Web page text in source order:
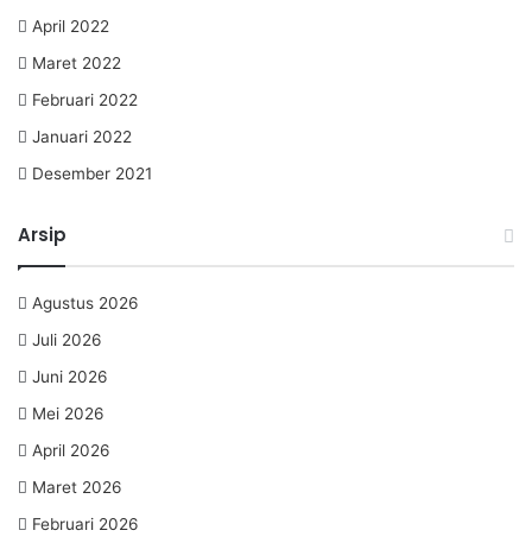
April 2022
Maret 2022
Februari 2022
Januari 2022
Desember 2021
Arsip
Agustus 2026
Juli 2026
Juni 2026
Mei 2026
April 2026
Maret 2026
Februari 2026